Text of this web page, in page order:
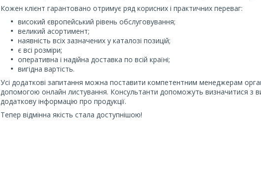
Кожен клієнт гарантовано отримує ряд корисних і практичних переваг:
високий європейський рівень обслуговування;
великий асортимент;
наявність всіх зазначених у каталозі позицій;
є всі розміри;
оперативна і надійна доставка по всій країні;
вигідна вартість.
Усі додаткові запитання можна поставити компетентним менеджерам
допомогою онлайн листування. Консультанти допоможуть визначитися з
додаткову інформацію про продукції.
Тепер відмінна якість стала доступнішою!